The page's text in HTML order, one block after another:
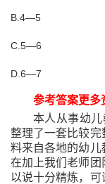
B.4—5
C.5—6
D.6—7
参考答案更多
本人从事幼
整理了一套比较完
料来自各地的幼儿
在加上我们老师
以说十分精炼，